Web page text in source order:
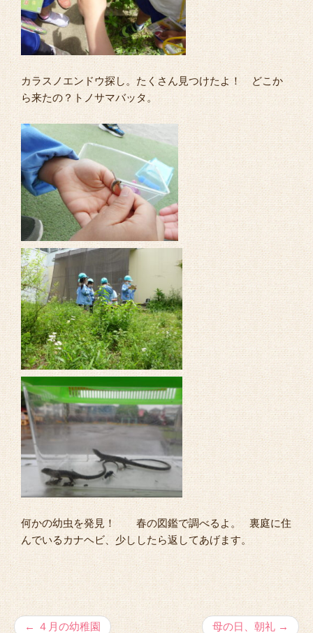
カラスノエンドウ探し。たくさん見つけたよ！ どこか
ら来たの？トノサマバッタ。
何かの幼虫を発見！ 春の図鑑で調べるよ。 裏庭に住
んでいるカナヘビ、少ししたら返してあげます。
← ４月の幼稚園 母の日、朝礼 →